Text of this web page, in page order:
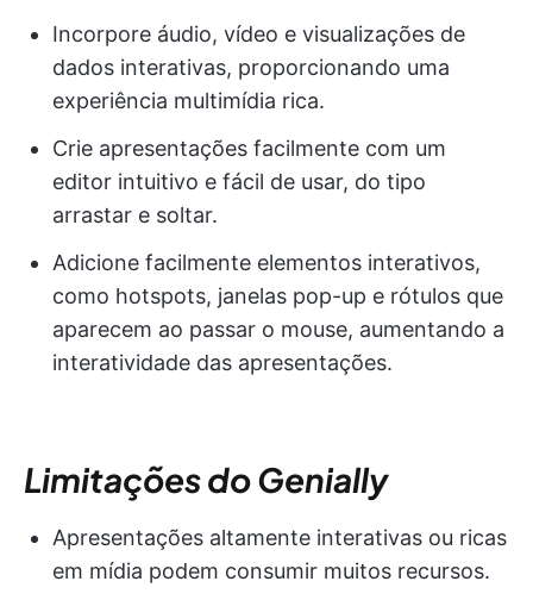
Incorpore áudio, vídeo e visualizações de
dados interativas, proporcionando uma
experiência multimídia rica.
Crie apresentações facilmente com um
editor intuitivo e fácil de usar, do tipo
arrastar e soltar.
Adicione facilmente elementos interativos,
como hotspots, janelas pop-up e rótulos que
aparecem ao passar o mouse, aumentando a
interatividade das apresentações.
Limitações do Genially
Apresentações altamente interativas ou ricas
em mídia podem consumir muitos recursos.